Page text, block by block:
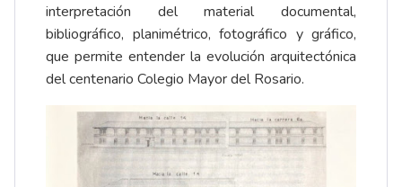
interpretación del material documental,
bibliográfico, planimétrico, fotográfico y gráfico,
que permite entender la evolución arquitectónica
del centenario Colegio Mayor del Rosario.